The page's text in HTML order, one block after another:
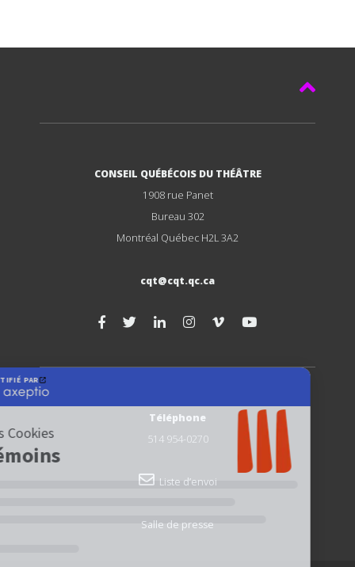
CONSEIL QUÉBÉCOIS DU THÉÂTRE
1908 rue Panet
Bureau 302
Montréal Québec H2L 3A2
cqt@cqt.qc.ca
Téléphone
514 954-0270
Liste d’envoi
Salle de presse